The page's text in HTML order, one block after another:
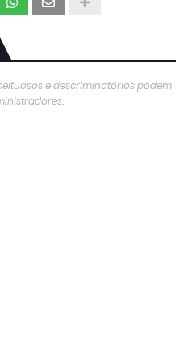
e descriminatórios podem